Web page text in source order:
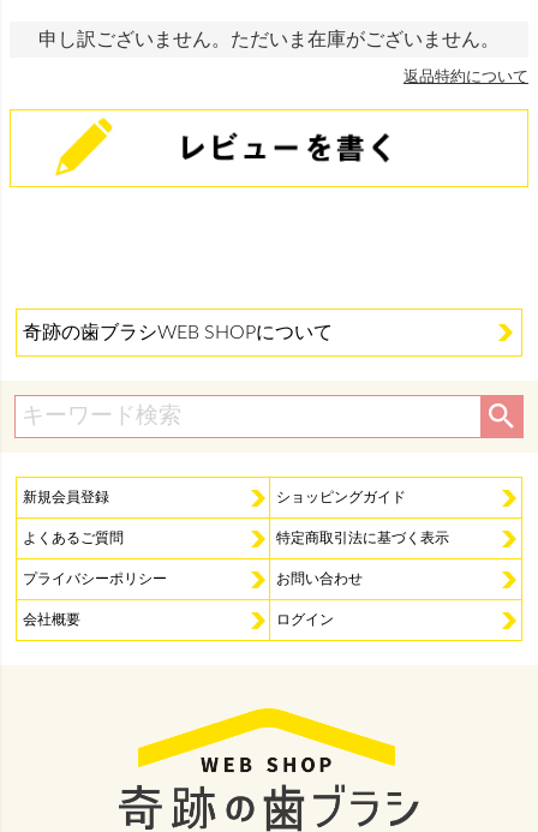
申し訳ございません。ただいま在庫がございません。
返品特約について
奇跡の歯ブラシWEB SHOPについて
新規会員登録 ショッピングガイド
よくあるご質問 特定商取引法に基づく表示
プライバシーポリシー お問い合わせ
会社概要 ログイン